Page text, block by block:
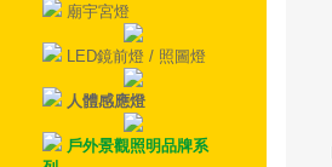
廟宇宮燈
LED鏡前燈 / 照圖燈
人體感應燈
戶外景觀照明品牌系